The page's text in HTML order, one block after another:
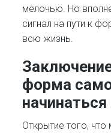
мелочью. Но
сигнал на пути к
всю жизнь.
форма
Открытие того,